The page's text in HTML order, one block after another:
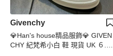
Givenchy
💎Han's house精品服飾💎 GIVEN
CHY 紀梵希小白 鞋 現貨 UK ６.5